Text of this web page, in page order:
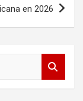
en 2026